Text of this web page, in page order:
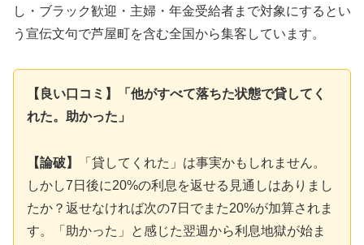
し・ブラック歓迎・主婦・年金受給者まで対象にするとい
う宣伝文句で芦屋町を含む全国から集客しています。
【良い口コミ】「他がすべて落ちた状態で貸してく
れた。助かった」
【論破】
「貸してくれた」は事実かもしれません。
しかし7日後に20%の利息を返せる見通しはありまし
たか？返せなければ次の7日でまた20%が加算されま
す。「助かった」と感じた翌週から利息地獄が始ま